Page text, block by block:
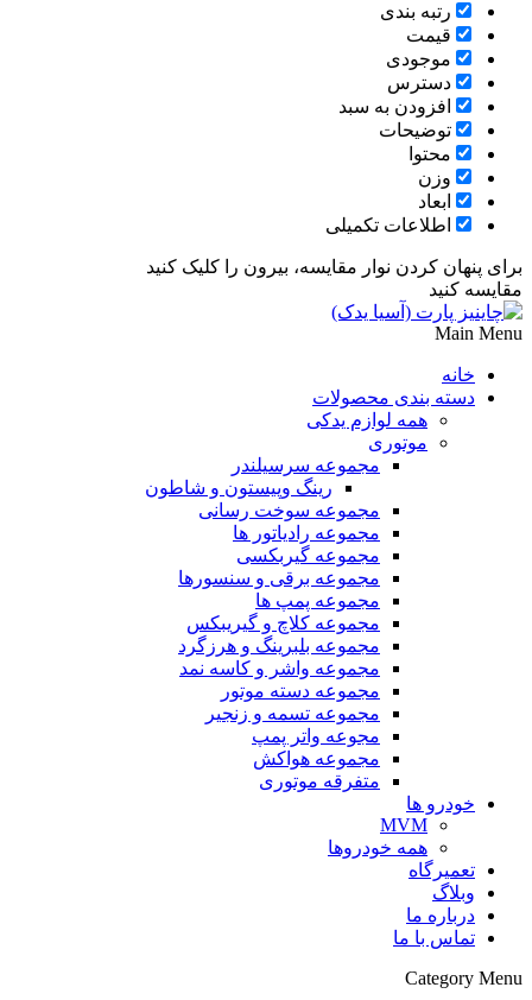
رتبه بندی
قیمت
موجودی
دسترس
افزودن به سبد
توضیحات
محتوا
وزن
ابعاد
اطلاعات تکمیلی
برای پنهان کردن نوار مقایسه، بیرون را کلیک کنید
مقایسه کنید
Main Menu
خانه
دسته بندی محصولات
همه لوازم یدکی
موتوری
مجموعه سرسیلندر
رینگ وپیستون و شاطون
مجموعه سوخت رسانی
مجموعه رادیاتور ها
مجموعه گیربکسی
مجموعه برقی و سنسورها
مجموعه پمپ ها
مجموعه کلاچ و گیریبکس
مجموعه بلبرینگ و هرزگرد
مجموعه واشر و کاسه نمد
مجموعه دسته موتور
مجموعه تسمه و زنجیر
مجوعه واتر پمپ
مجموعه هواکش
متفرقه موتوری
خودرو ها
MVM
همه خودروها
تعمیرگاه
وبلاگ
درباره ما
تماس با ما
Category Menu